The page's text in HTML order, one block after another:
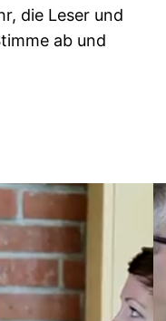
die Leser und
ab und